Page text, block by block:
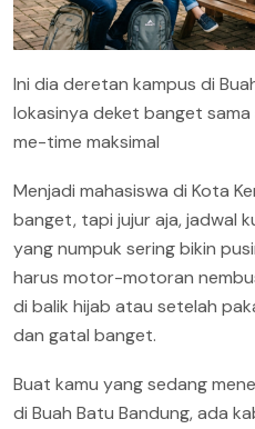
Ini dia deretan kampus di
lokasinya deket banget
me-time maksimal
Menjadi mahasiswa di Kota
banget, tapi jujur aja, jadwal
yang numpuk sering bikin
harus motor-motoran
di balik hijab atau setelah
dan gatal banget.
Buat kamu yang sedang
di Buah Batu Bandung, ada